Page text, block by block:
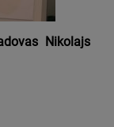
Nikolajs